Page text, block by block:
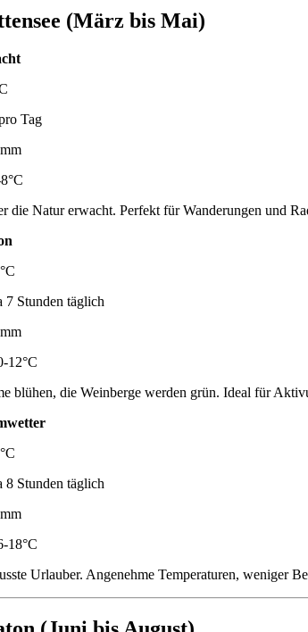
(März bis Mai)
Tag
die Natur erwacht. Perfekt für Wanderungen und
7 Stunden täglich
12°C
blühen, die Weinberge werden grün. Ideal für
8 Stunden täglich
18°C
Urlauber. Angenehme Temperaturen, weniger